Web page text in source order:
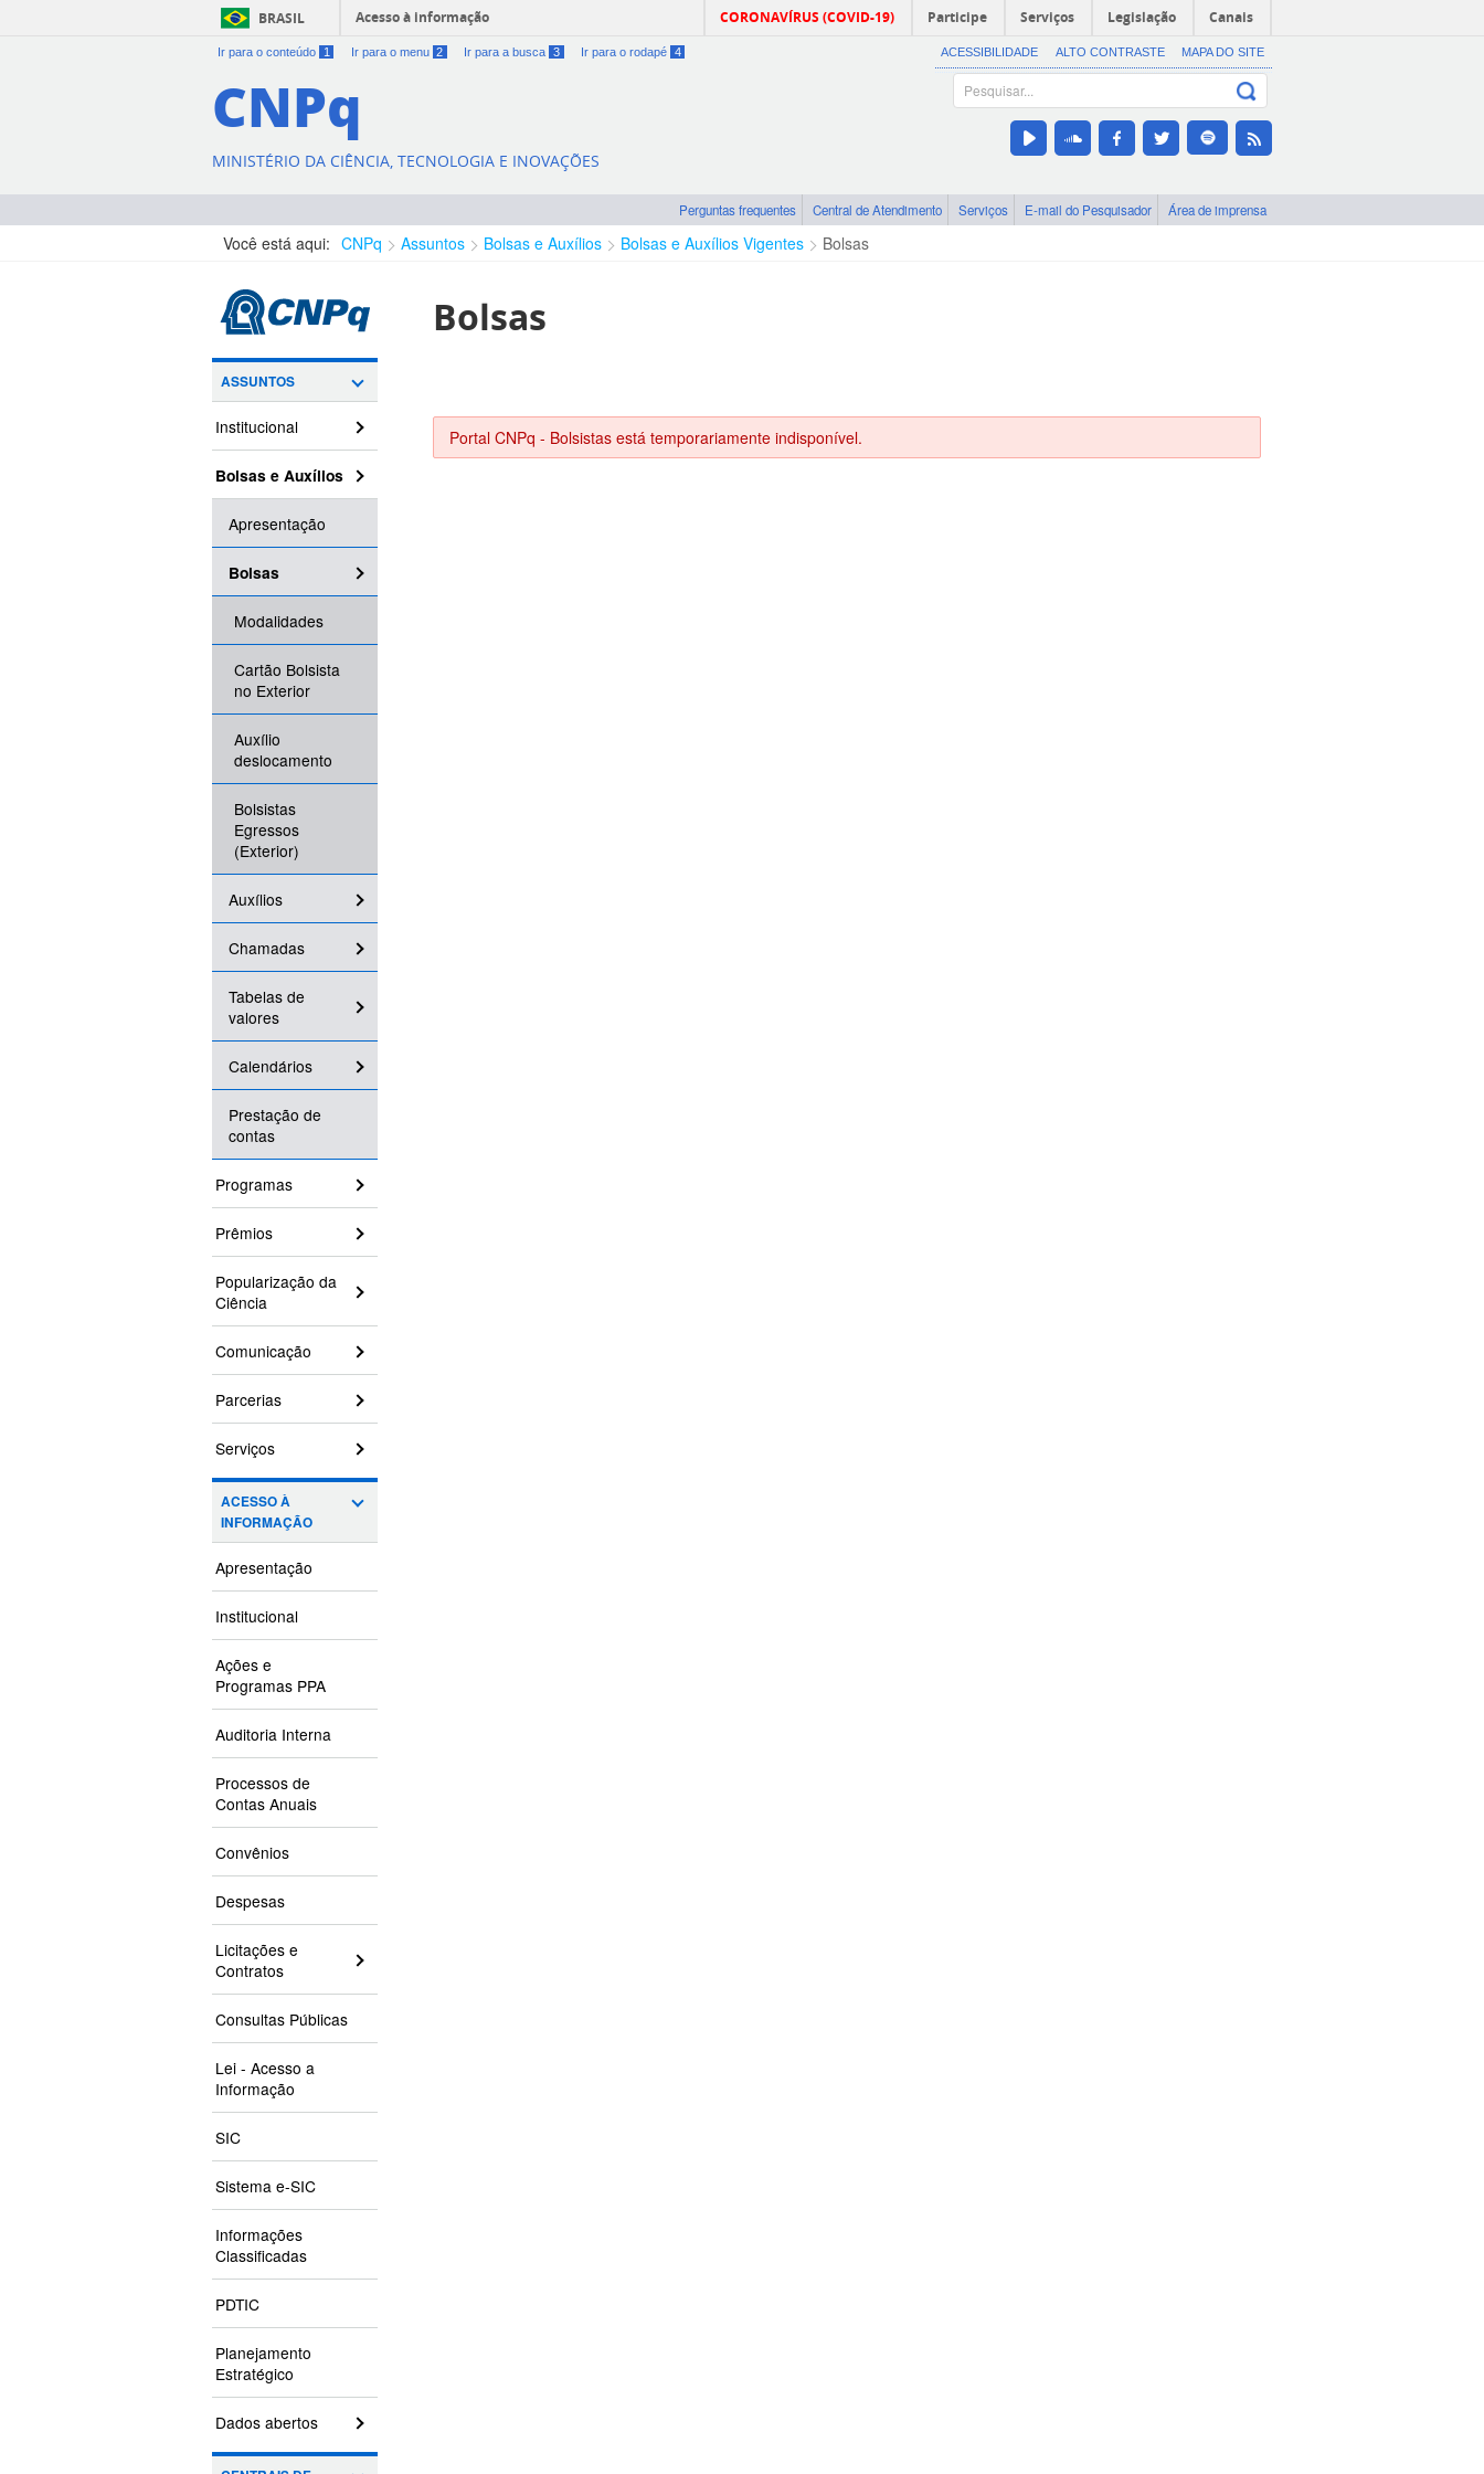
BRASIL Acesso à informação CORONAVÍRUS (COVID-19) Participe Serviços Legislação Canais
Ir para o conteúdo 1 Ir para o menu 2 Ir para a busca 3 Ir para o rodapé 4 ACESSIBILIDADE ALTO CONTRASTE MAPA DO SITE
CNPq
MINISTÉRIO DA CIÊNCIA, TECNOLOGIA E INOVAÇÕES
Perguntas frequentes Central de Atendimento Serviços E-mail do Pesquisador Área de imprensa
Você está aqui: CNPq Assuntos Bolsas e Auxílios Bolsas e Auxílios Vigentes Bolsas
ASSUNTOS
Institucional
Bolsas e Auxílios
Apresentação
Bolsas
Modalidades
Cartão Bolsista
no Exterior
Auxílio
deslocamento
Bolsistas
Egressos
(Exterior)
Auxílios
Chamadas
Tabelas de
valores
Calendários
Prestação de
contas
Programas
Prêmios
Popularização da
Ciência
Comunicação
Parcerias
Serviços
ACESSO À
INFORMAÇÃO
Apresentação
Institucional
Ações e
Programas PPA
Auditoria Interna
Processos de
Contas Anuais
Convênios
Despesas
Licitações e
Contratos
Consultas Públicas
Lei - Acesso a
Informação
SIC
Sistema e-SIC
Informações
Classificadas
PDTIC
Planejamento
Estratégico
Dados abertos
Bolsas
Portal CNPq - Bolsistas está temporariamente indisponível.